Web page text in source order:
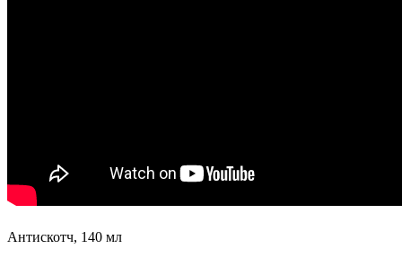
Антискотч, 140 мл